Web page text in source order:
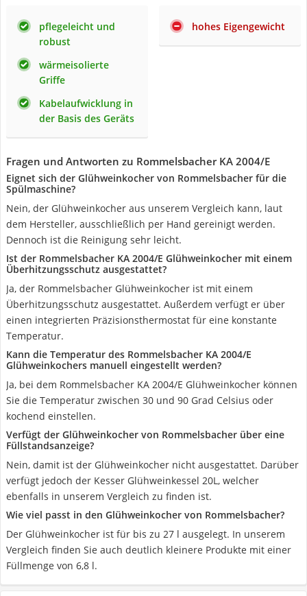
pflegeleicht und
robust
wärmeisolierte
Griffe
Kabelaufwicklung in
der Basis des Geräts
hohes Eigengewicht
Fragen und Antworten zu Rommelsbacher KA 2004/E
Eignet sich der Glühweinkocher von Rommelsbacher für die
Spülmaschine?
Nein, der Glühweinkocher aus unserem Vergleich kann, laut
dem Hersteller, ausschließlich per Hand gereinigt werden.
Dennoch ist die Reinigung sehr leicht.
Ist der Rommelsbacher KA 2004/E Glühweinkocher mit einem
Überhitzungsschutz ausgestattet?
Ja, der Rommelsbacher Glühweinkocher ist mit einem
Überhitzungsschutz ausgestattet. Außerdem verfügt er über
einen integrierten Präzisionsthermostat für eine konstante
Temperatur.
Kann die Temperatur des Rommelsbacher KA 2004/E
Glühweinkochers manuell eingestellt werden?
Ja, bei dem Rommelsbacher KA 2004/E Glühweinkocher können
Sie die Temperatur zwischen 30 und 90 Grad Celsius oder
kochend einstellen.
Verfügt der Glühweinkocher von Rommelsbacher über eine
Füllstandsanzeige?
Nein, damit ist der Glühweinkocher nicht ausgestattet. Darüber
verfügt jedoch der Kesser Glühweinkessel 20L, welcher
ebenfalls in unserem Vergleich zu finden ist.
Wie viel passt in den Glühweinkocher von Rommelsbacher?
Der Glühweinkocher ist für bis zu 27 l ausgelegt. In unserem
Vergleich finden Sie auch deutlich kleinere Produkte mit einer
Füllmenge von 6,8 l.